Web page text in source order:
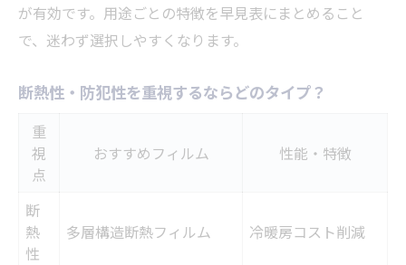
が有効です。用途ごとの特徴を早見表にまとめること
で、迷わず選択しやすくなります。
断熱性・防犯性を重視するならどのタイプ？
重
視
点
おすすめフィルム 性能・特徴
断
熱
性
多層構造断熱フィルム 冷暖房コスト削減